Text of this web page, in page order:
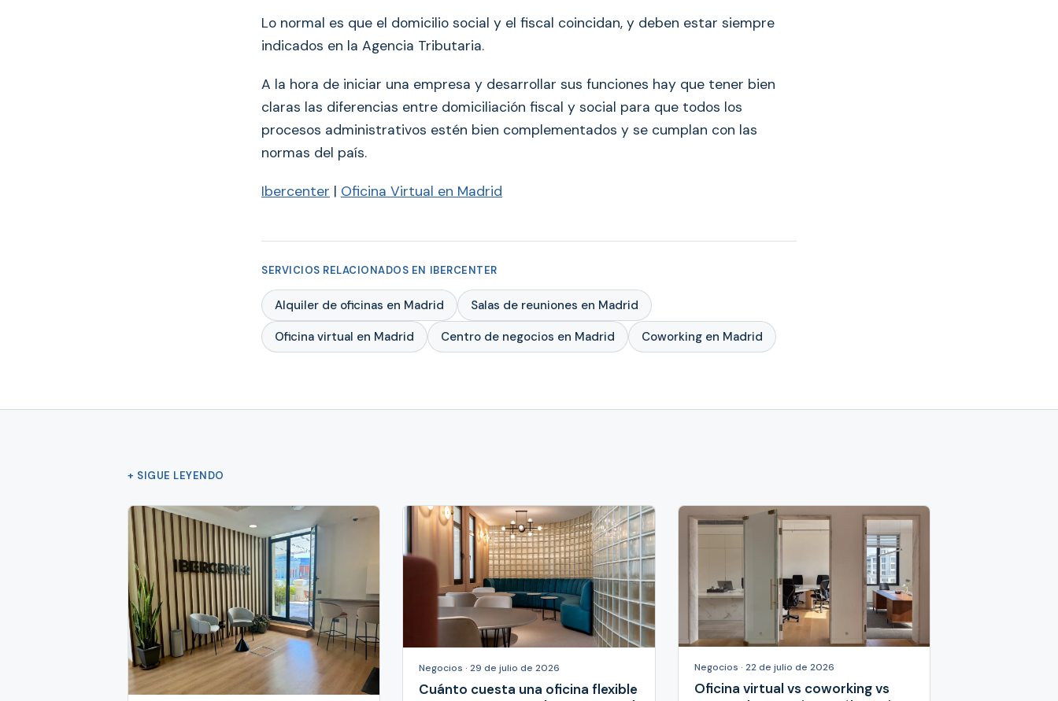
Lo normal es que el domicilio social y el fiscal coincidan, y deben estar siempre
indicados en la Agencia Tributaria.
A la hora de iniciar una empresa y desarrollar sus funciones hay que tener bien
claras las diferencias entre domiciliación fiscal y social para que todos los
procesos administrativos estén bien complementados y se cumplan con las
normas del país.
Ibercenter | Oficina Virtual en Madrid
SERVICIOS RELACIONADOS EN IBERCENTER
Alquiler de oficinas en Madrid
Salas de reuniones en Madrid
Oficina virtual en Madrid
Centro de negocios en Madrid Coworking en Madrid
+ SIGUE LEYENDO
Negocios · 29 de julio de 2026
Cuánto cuesta una oficina flexible
Negocios · 22 de julio de 2026
Oficina virtual vs coworking vs